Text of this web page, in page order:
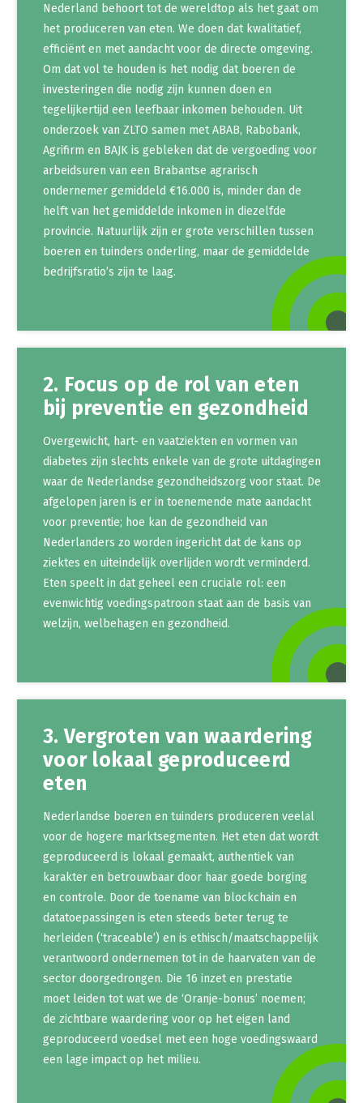
Kalverhouderij
Konijnenhouderij
Melkveehouderij
Paardenhouderij
Pluimveehouderij
Schapenhouderij
Varkenshouderij
Vleesveehouderij
Biologische Landbouw
Bollenteelt
Bomen, vaste planten en zomerbloemen
Fruitteelt
Glastuinbouw
Paddenstoelen
Vollegrondsgroente
Multifunctioneel
Vrouw en Bedrijf
Onderwerpen
Nieuws
Nieuwsabonnement
Webinars
Over LTO
Mensen
Bestuur en Directie
Medewerkers
Jaarverslag 2023
Vacatures
Nederland behoort tot de wereldtop als het gaat om
het produceren van eten. We doen dat kwalitatief,
efficiënt en met aandacht voor de directe omgeving.
Om dat vol te houden is het nodig dat boeren de
investeringen die nodig zijn kunnen doen en
tegelijkertijd een leefbaar inkomen behouden. Uit
onderzoek van ZLTO samen met ABAB, Rabobank,
Agrifirm en BAJK is gebleken dat de vergoeding voor
arbeidsuren van een Brabantse agrarisch
ondernemer gemiddeld €16.000 is, minder dan de
helft van het gemiddelde inkomen in diezelfde
provincie. Natuurlijk zijn er grote verschillen tussen
boeren en tuinders onderling, maar de gemiddelde
bedrijfsratio’s zijn te laag.
2. Focus op de rol van eten
bij preventie en gezondheid
Overgewicht, hart- en vaatziekten en vormen van
diabetes zijn slechts enkele van de grote uitdagingen
waar de Nederlandse gezondheidszorg voor staat. De
afgelopen jaren is er in toenemende mate aandacht
voor preventie; hoe kan de gezondheid van
Nederlanders zo worden ingericht dat de kans op
ziektes en uiteindelijk overlijden wordt verminderd.
Eten speelt in dat geheel een cruciale rol: een
evenwichtig voedingspatroon staat aan de basis van
welzijn, welbehagen en gezondheid.
3. Vergroten van waardering
voor lokaal geproduceerd
eten
Nederlandse boeren en tuinders produceren veelal
voor de hogere marktsegmenten. Het eten dat wordt
geproduceerd is lokaal gemaakt, authentiek van
karakter en betrouwbaar door haar goede borging
en controle. Door de toename van blockchain en
datatoepassingen is eten steeds beter terug te
herleiden (‘traceable’) en is ethisch/maatschappelijk
verantwoord ondernemen tot in de haarvaten van de
sector doorgedrongen. Die 16 inzet en prestatie
moet leiden tot wat we de ‘Oranje-bonus’ noemen;
de zichtbare waardering voor op het eigen land
geproduceerd voedsel met een hoge voedingswaard
een lage impact op het milieu.